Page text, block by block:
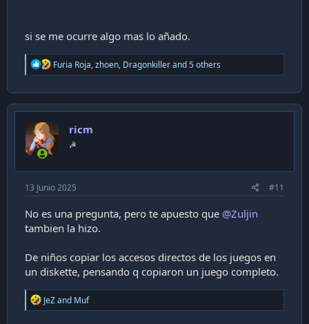
si se me ocurre algo mas lo añado.
R
e
c
t
o
n
s
Furia Roja,zhoen, Dragonkillerand 5 others
ricm
☭
13 Junio 2025 #11
No es una pregunta, pero te apuesto que @Zuljin
tambien la hizo.
De niños copiar los accesos directos de los juegos en
un diskette, pensando q copiaron un juego completo.
R
e
JeZand Muf